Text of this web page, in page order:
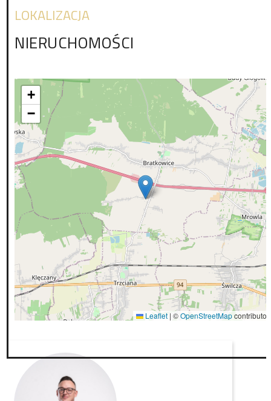
LOKALIZACJA
NIERUCHOMOŚCI
+
−
Leaflet | ©OpenStreetMap